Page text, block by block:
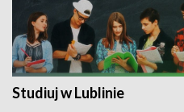
Studiuj w Lublinie